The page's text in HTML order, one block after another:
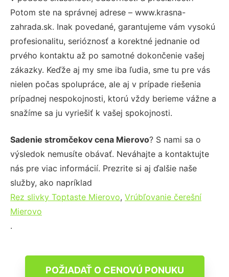
Potom ste na správnej adrese – www.krasna-
zahrada.sk. Inak povedané, garantujeme vám vysokú
profesionalitu, serióznosť a korektné jednanie od
prvého kontaktu až po samotné dokončenie vašej
zákazky. Keďže aj my sme iba ľudia, sme tu pre vás
nielen počas spolupráce, ale aj v prípade riešenia
prípadnej nespokojnosti, ktorú vždy berieme vážne a
snažíme sa ju vyriešiť k vašej spokojnosti.
Sadenie stromčekov cena Mierovo? S nami sa o
výsledok nemusíte obávať. Neváhajte a kontaktujte
nás pre viac informácií. Prezrite si aj ďalšie naše
služby, ako napríklad
Rez slivky Toptaste Mierovo, Vrúbľovanie čerešní
Mierovo
.
POŽIADAŤ O CENOVÚ PONUKU